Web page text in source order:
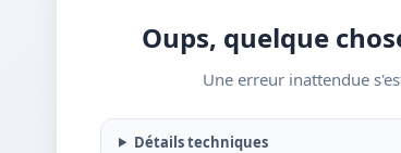
Oups, quelque
Une erreur inattendue
Détails techniques